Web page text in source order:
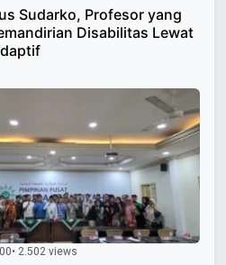
Sudarko, Profesor yang
Disabilitas Lewat
• 2.502 views